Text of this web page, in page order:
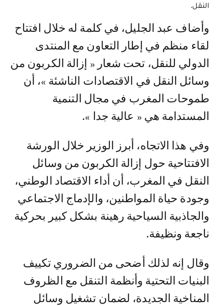
النقل.
وأضاف عبد الجليل، في كلمة له خلال افتتاح
لقاء منظم في إطار التعاون مع المنتدى
الدولي للنقل، تحت شعار « إزالة الكربون من
وسائل النقل في الاقتصادات الناشئة »، أن
طموحات المغرب في مجال التنمية
المستدامة هي « عالية جدا ».
وفي هذا الاتجاه، أبرز الوزير خلال الورشة
الافتتاحية حول إزالة الكربون من وسائل
النقل في المغرب، أن أداء الاقتصاد الوطني،
وجودة حياة المواطنين، والإدماج الاجتماعي
والجاذبية السياحية رهينة بشكل كبير بحركية
ناجعة ونظيفة.
وقال إنه لذلك أضحى من الضروري تكييف
البنيات التحتية وأنظمة التنقل مع الظروف
المناخية الجديدة، لضمان تشغيل وسائل